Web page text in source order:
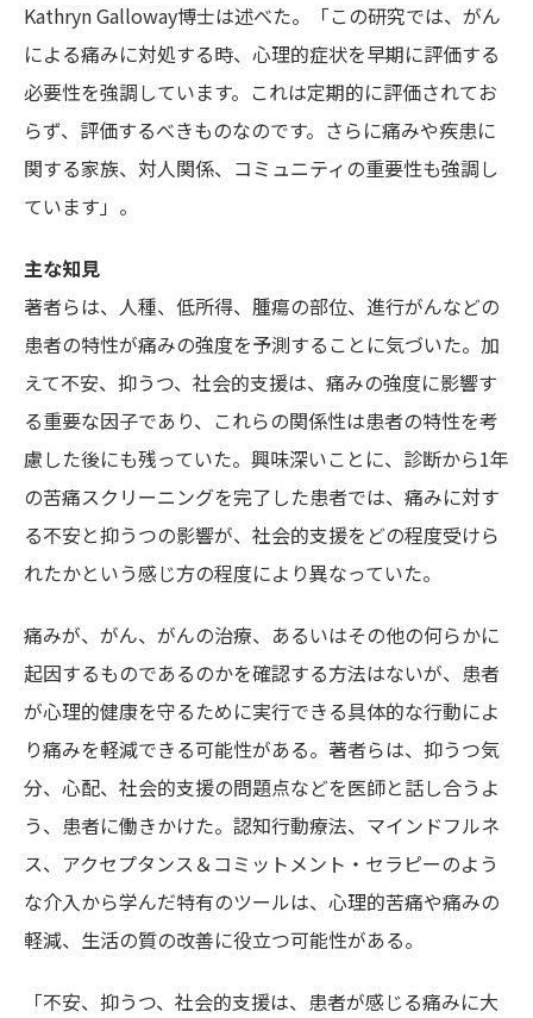
Kathryn Galloway博士は述べた。「この研究では、がん
による痛みに対処する時、心理的症状を早期に評価する
必要性を強調しています。これは定期的に評価されてお
らず、評価するべきものなのです。さらに痛みや疾患に
関する家族、対人関係、コミュニティの重要性も強調し
ています」。
主な知見
著者らは、人種、低所得、腫瘍の部位、進行がんなどの
患者の特性が痛みの強度を予測することに気づいた。加
えて不安、抑うつ、社会的支援は、痛みの強度に影響す
る重要な因子であり、これらの関係性は患者の特性を考
慮した後にも残っていた。興味深いことに、診断から1年
の苦痛スクリーニングを完了した患者では、痛みに対す
る不安と抑うつの影響が、社会的支援をどの程度受けら
れたかという感じ方の程度により異なっていた。
痛みが、がん、がんの治療、あるいはその他の何らかに
起因するものであるのかを確認する方法はないが、患者
が心理的健康を守るために実行できる具体的な行動によ
り痛みを軽減できる可能性がある。著者らは、抑うつ気
分、心配、社会的支援の問題点などを医師と話し合うよ
う、患者に働きかけた。認知行動療法、マインドフルネ
ス、アクセプタンス＆コミットメント・セラピーのよう
な介入から学んだ特有のツールは、心理的苦痛や痛みの
軽減、生活の質の改善に役立つ可能性がある。
「不安、抑うつ、社会的支援は、患者が感じる痛みに大